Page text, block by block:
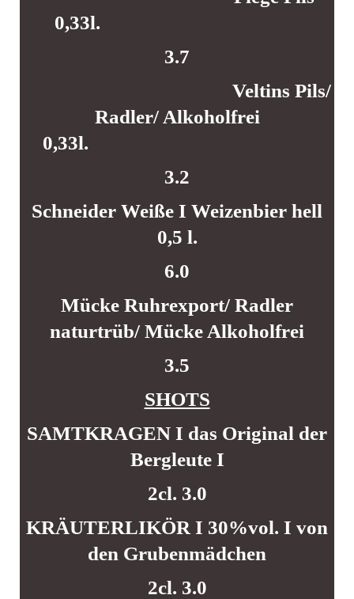
0,33l.
3.7
Veltins Pils/
Radler/ Alkoholfrei
0,33l.
3.2
Schneider Weiße I Weizenbier hell
0,5 l.
6.0
Mücke Ruhrexport/ Radler
naturtrüb/ Mücke Alkoholfrei
3.5
SHOTS
SAMTKRAGEN I das Original der
Bergleute I
2cl. 3.0
KRÄUTERLIKÖR I 30%vol. I von
den Grubenmädchen
2cl. 3.0